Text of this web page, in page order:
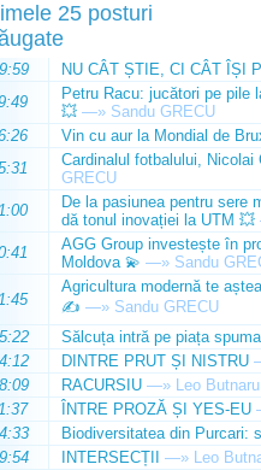
25 posturi
NU CÂT ȘTIE, CI CÂT ÎȘI
Petru Racu: jucători pe pile
💥 —» Sandu GRECU
Vin cu aur la Mondial de
Cardinalul fotbalului,
GRECU
De la pasiunea pentru sere
dă tonul inovației la UTM 💥
AGG Group investește în
Moldova 💫 —» Sandu
Agricultura modernă te
✍️ —» Sandu GRECU
Sălcuța intră pe piața
DINTRE PRUT ȘI NISTRU
RACURSIU —» Leo Butnaru
ÎNTRE PROZĂ ȘI YES-EU
Biodiversitatea din Purcari:
INTERSECȚII —» Leo